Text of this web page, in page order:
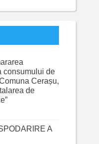
consumului de
Cerașu,
de
A